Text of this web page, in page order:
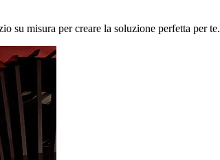
su misura per creare la soluzione perfetta per te.